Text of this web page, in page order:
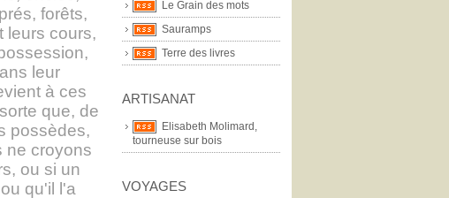
Le Grain des mots
Sauramps
Terre des livres
ARTISANAT
Elisabeth Molimard,
tourneuse sur bois
VOYAGES
forêts,
leurs cours,
leur
à ces
que, de
possèdes,
ne croyons
ou si un
qu'il l'a